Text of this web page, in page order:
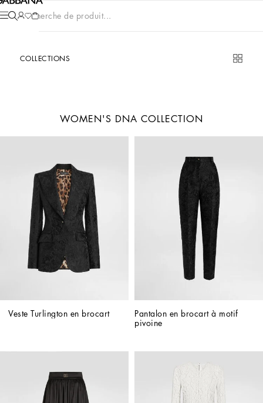
Recherche de produit...
COLLECTIONS
WOMEN'S DNA COLLECTION
Veste Turlington en brocart
Pantalon en brocart à motif
pivoine